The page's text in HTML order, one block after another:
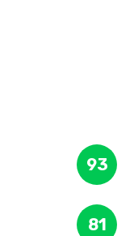
93
81